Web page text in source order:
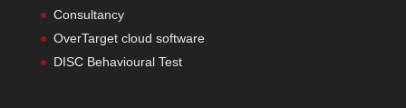
Consultancy
OverTarget cloud software
DISC Behavioural Test